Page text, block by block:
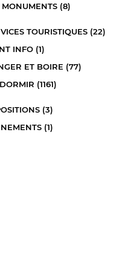
MONUMENTS (8)
TOURISTIQUES (22)
INFO (1)
ET BOIRE (77)
(1161)
(3)
(1)